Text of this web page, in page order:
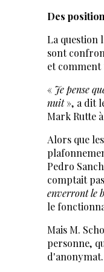
Des
La question
sont
et
« Je pense
nuit», a dit
Mark Rutte
Alors que
Pedro
comptait
enverront le
le
Mais M.
personne,
d'anonymat.